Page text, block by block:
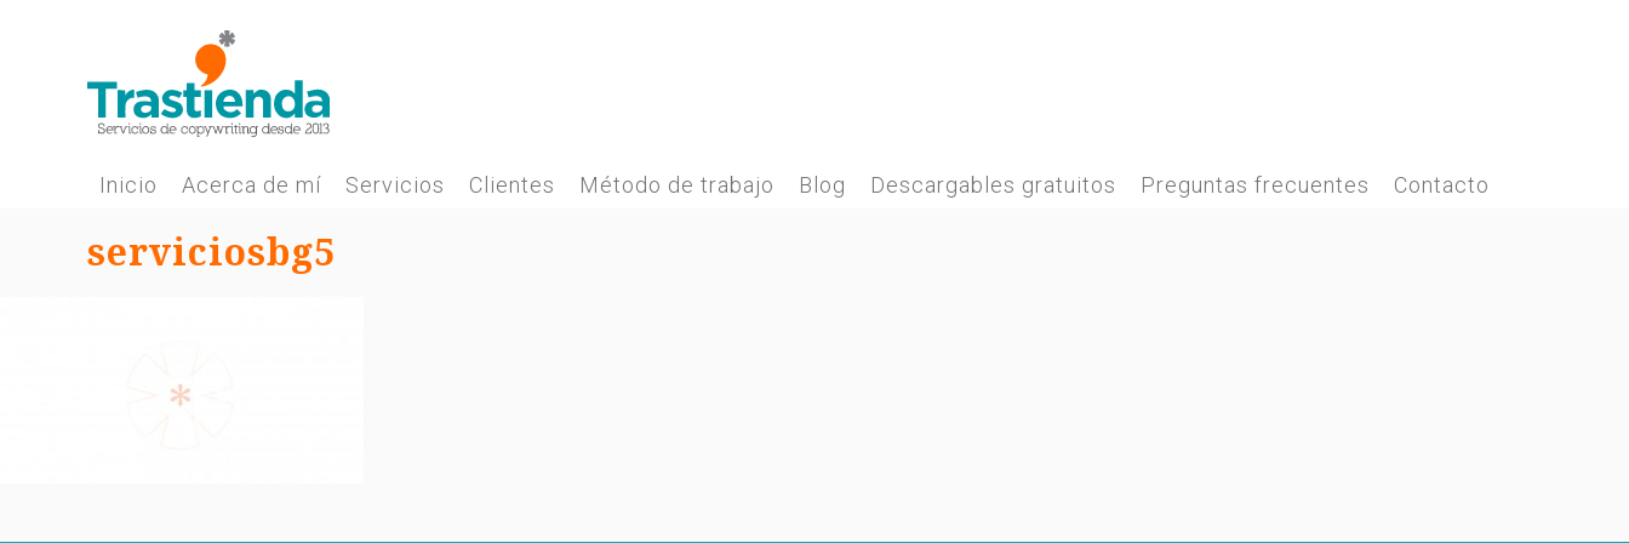
Inicio Acerca de mí Servicios Clientes Método de trabajo Blog Descargables gratuitos Preguntas frecuentes Contacto
serviciosbg5